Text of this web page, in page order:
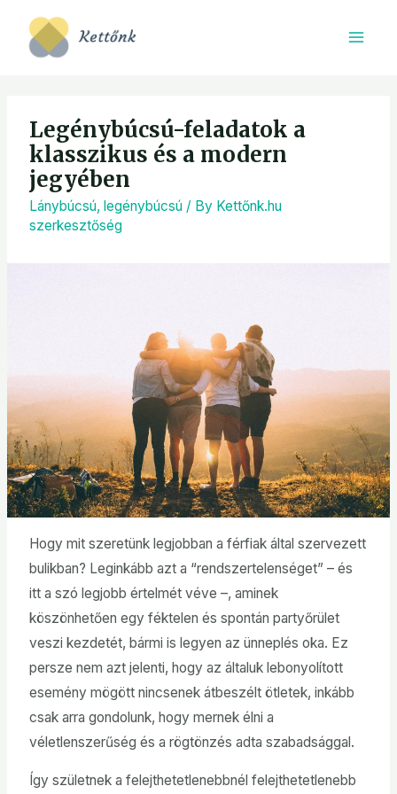
Legénybúcsú-feladatok a
klasszikus és a modern
jegyében
Lánybúcsú, legénybúcsú / By Kettőnk.hu
szerkesztőség
Hogy mit szeretünk legjobban a férfiak által szervezett
bulikban? Leginkább azt a “rendszertelenséget” – és
itt a szó legjobb értelmét véve –, aminek
köszönhetően egy féktelen és spontán partyőrület
veszi kezdetét, bármi is legyen az ünneplés oka. Ez
persze nem azt jelenti, hogy az általuk lebonyolított
esemény mögött nincsenek átbeszélt ötletek, inkább
csak arra gondolunk, hogy mernek élni a
véletlenszerűség és a rögtönzés adta szabadsággal.
Így születnek a felejthetetlenebbnél felejthetetlenebb